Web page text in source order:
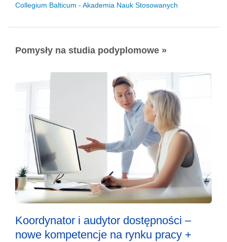
Collegium Balticum - Akademia Nauk Stosowanych
Pomysły na studia podyplomowe »
Koordynator i audytor dostępności –
nowe kompetencje na rynku pracy +